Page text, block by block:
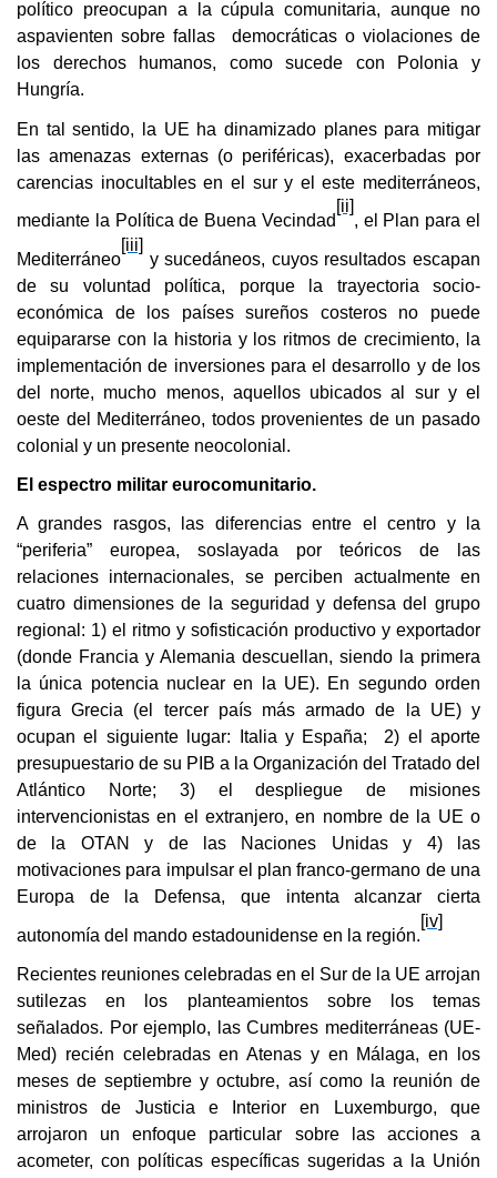
político preocupan a la cúpula comunitaria, aunque no
aspavienten sobre fallas democráticas o violaciones de
los derechos humanos, como sucede con Polonia y
Hungría.
En tal sentido, la UE ha dinamizado planes para mitigar
las amenazas externas (o periféricas), exacerbadas por
carencias inocultables en el sur y el este mediterráneos,
mediante la Política de Buena Vecindad
[ii]
, el Plan para el
Mediterráneo
[iii]
y sucedáneos, cuyos resultados escapan
de su voluntad política, porque la trayectoria socio-
económica de los países sureños costeros no puede
equipararse con la historia y los ritmos de crecimiento, la
implementación de inversiones para el desarrollo y de los
del norte, mucho menos, aquellos ubicados al sur y el
oeste del Mediterráneo, todos provenientes de un pasado
colonial y un presente neocolonial.
El espectro militar eurocomunitario.
A grandes rasgos, las diferencias entre el centro y la
“periferia” europea, soslayada por teóricos de las
relaciones internacionales, se perciben actualmente en
cuatro dimensiones de la seguridad y defensa del grupo
regional: 1) el ritmo y sofisticación productivo y exportador
(donde Francia y Alemania descuellan, siendo la primera
la única potencia nuclear en la UE). En segundo orden
figura Grecia (el tercer país más armado de la UE) y
ocupan el siguiente lugar: Italia y España; 2) el aporte
presupuestario de su PIB a la Organización del Tratado del
Atlántico Norte; 3) el despliegue de misiones
intervencionistas en el extranjero, en nombre de la UE o
de la OTAN y de las Naciones Unidas y 4) las
motivaciones para impulsar el plan franco-germano de una
Europa de la Defensa, que intenta alcanzar cierta
autonomía del mando estadounidense en la región.
[iv]
Recientes reuniones celebradas en el Sur de la UE arrojan
sutilezas en los planteamientos sobre los temas
señalados. Por ejemplo, las Cumbres mediterráneas (UE-
Med) recién celebradas en Atenas y en Málaga, en los
meses de septiembre y octubre, así como la reunión de
ministros de Justicia e Interior en Luxemburgo, que
arrojaron un enfoque particular sobre las acciones a
acometer, con políticas específicas sugeridas a la Unión